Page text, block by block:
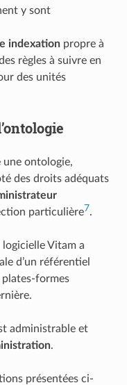
y sont
indexationpropre à
règles à suivre en
des unités
une ontologie,
des droits adéquats
particulière7.
Vitam a
d’un référentiel
formes
administrable et
.
présentées ci-